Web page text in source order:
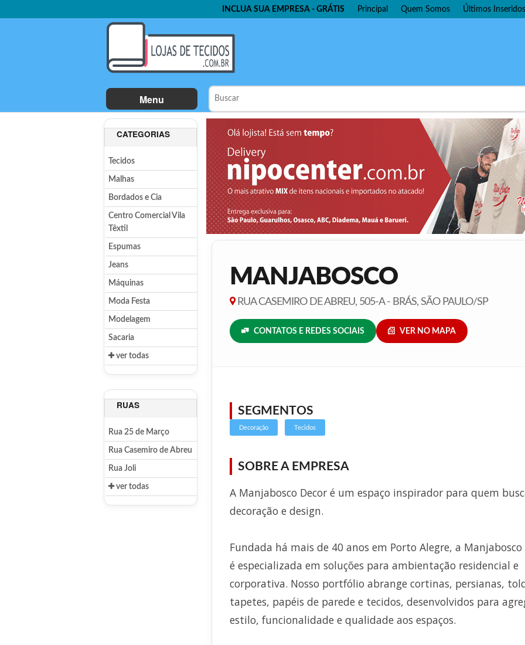
INCLUA SUA EMPRESA - GRÁTIS Principal Quem Somos Últimos
Menu
CATEGORIAS
Tecidos
Malhas
Bordados e Cia
Centro Comercial Vila
Têxtil
Espumas
Jeans
Máquinas
Moda Festa
Modelagem
Sacaria
ver todas
RUAS
Rua 25 de Março
Rua Casemiro de Abreu
Rua Joli
ver todas
MANJABOSCO
RUA CASEMIRO DE ABREU, 505-A - BRÁS, SÃO PAULO/SP
CONTATOS E REDES SOCIAIS VER NO MAPA
SEGMENTOS
Decoração Tecidos
SOBRE A EMPRESA
A Manjabosco Decor é um espaço inspirador para quem
decoração e design.
Fundada há mais de 40 anos em Porto Alegre, a Manjabosco
é especializada em soluções para ambientação residencial e
corporativa. Nosso portfólio abrange cortinas, persianas,
tapetes, papéis de parede e tecidos, desenvolvidos para
estilo, funcionalidade e qualidade aos espaços.